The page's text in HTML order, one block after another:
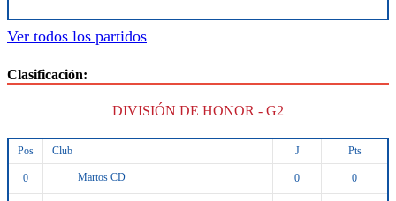
Ver todos los partidos
Clasificación:
DIVISIÓN DE HONOR - G2
Pos Club J Pts
0 Martos CD 0 0